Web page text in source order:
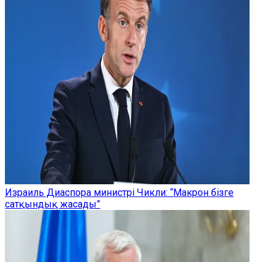
Израиль Диаспора министрі Чикли: “Макрон бізге
сатқындық жасады”